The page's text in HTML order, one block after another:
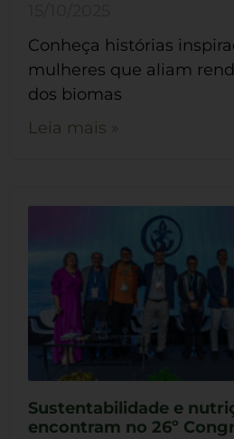
Conheça histórias
mulheres que aliam
dos biomas
Leia mais »
Sustentabilidade e
encontram no 26º